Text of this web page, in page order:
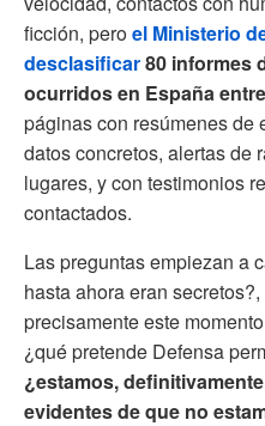
ficción, peroel Ministerio
desclasificar80 informes
ocurridos en España
páginas con resúmenes de
datos concretos, alertas de
lugares, y con testimonios
contactados.
Las preguntas empiezan a
hasta ahora eran
precisamente este
¿qué pretende Defensa
¿estamos,
evidentes de que no